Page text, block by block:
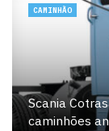
Scania
caminhões
CAMINHÃO